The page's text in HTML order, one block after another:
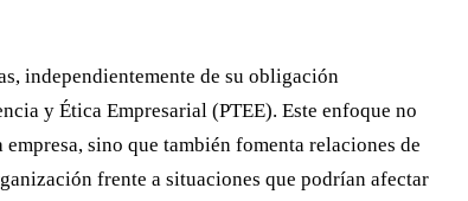
independientemente de su obligación
y Ética Empresarial (PTEE). Este enfoque no
sino que también fomenta relaciones de
frente a situaciones que podrían afectar